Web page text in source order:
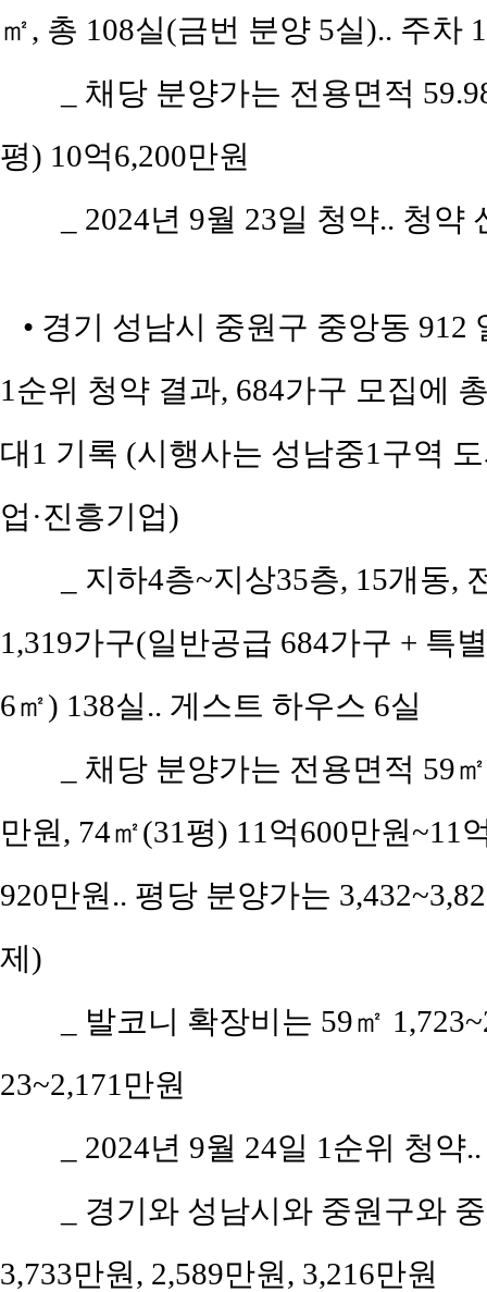
㎡, 총 108실(금번 분양 5실).. 주차
_ 채당 분양가는 전용면적
평) 10억6,200만원
_ 2024년 9월 23일 청약.. 청
• 경기 성남시 중원구 중앙동 912
1순위 청약 결과, 684가구 모집에
대1 기록 (시행사는 성남중1구역
업·진흥기업)
_ 지하4층~지상35층, 15개동,
1,319가구(일반공급 684가구 + 특
6㎡) 138실.. 게스트 하우스 6실
_ 채당 분양가는 전용면적 59
만원, 74㎡(31평) 11억600만원~11
920만원.. 평당 분양가는
제)
_ 발코니 확장비는 59㎡
23~2,171만원
_ 2024년 9월 24일 1순위 청
_ 경기와 성남시와 중원구와
3,733만원, 2,589만원, 3,216만원